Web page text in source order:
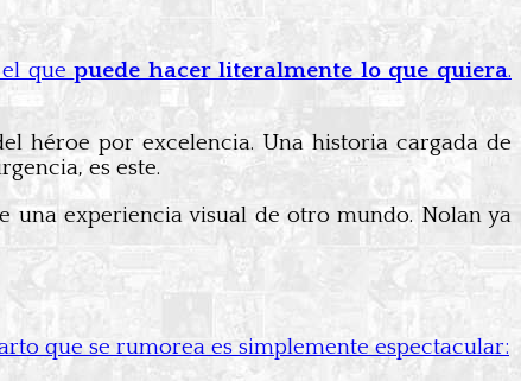
el quepuede hacer literalmente lo que quiera.
héroe por excelencia. Una historia cargada de
es este.
una experiencia visual de otro mundo. Nolan ya
que se rumorea es simplemente espectacular: